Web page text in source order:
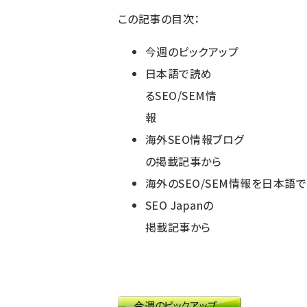
この記事の目次：
今週のピックアップ
日本語で読め
るSEO/SEM情
報
海外SEO情報ブログ
の掲載記事から
海外のSEO/SEM情報を日本語で
SEO Japanの
掲載記事から